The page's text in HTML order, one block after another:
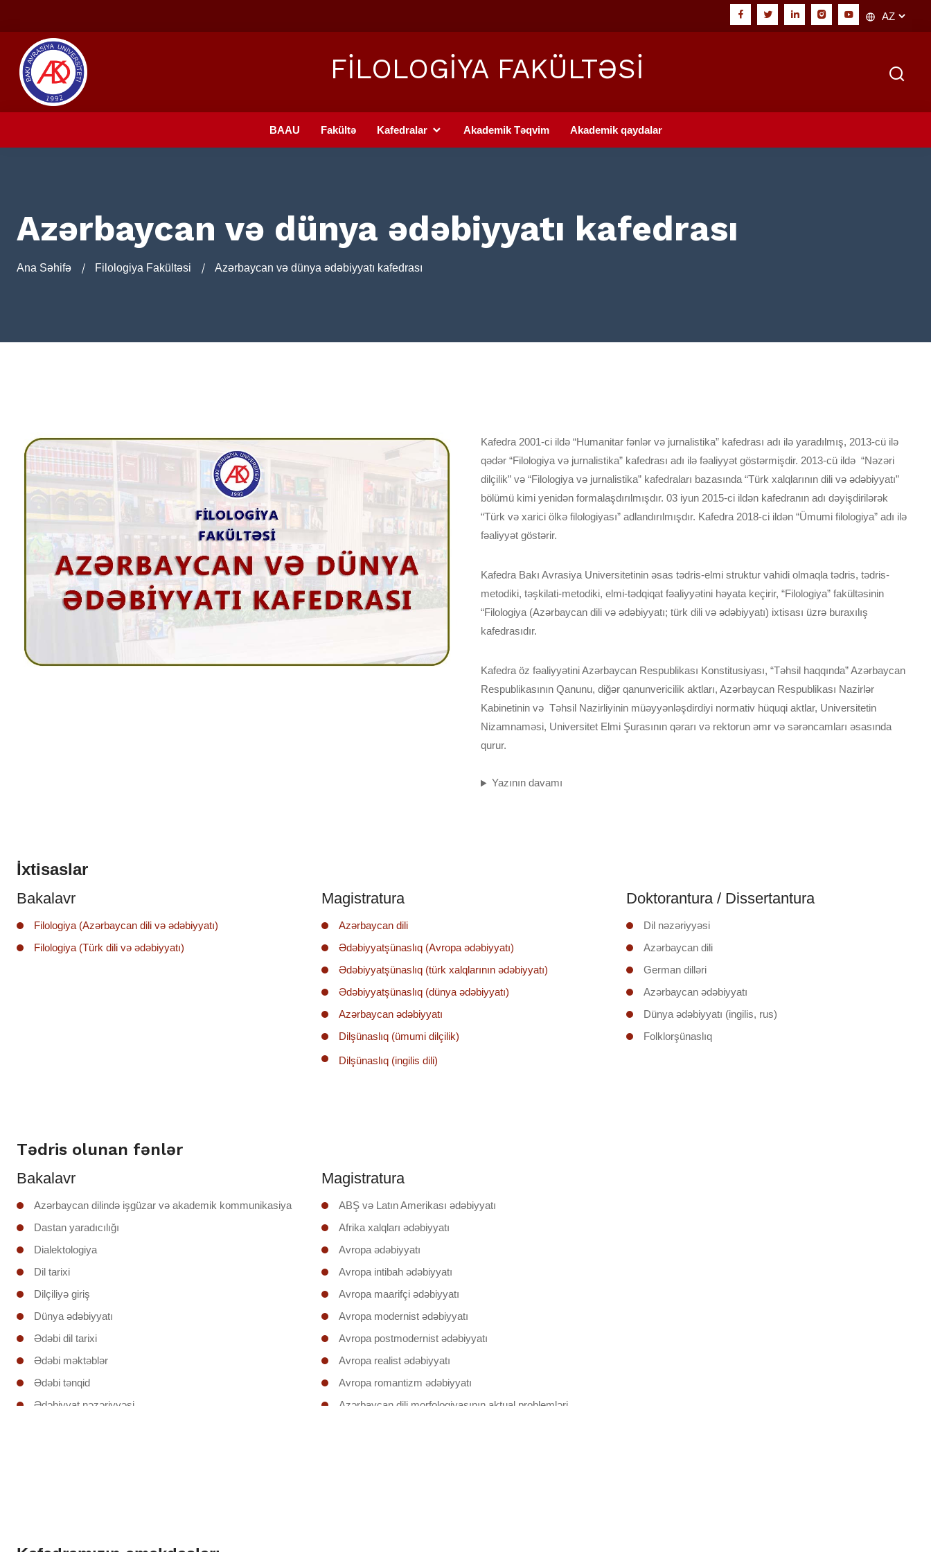
FİLOLOGİYA FAKÜLTƏSİ
BAAU Fakültə Kafedralar Akademik Təqvim Akademik qaydalar
Azərbaycan və dünya ədəbiyyatı kafedrası
Ana Səhifə Filologiya Fakültəsi Azərbaycan və dünya ədəbiyyatı kafedrası
Kafedra 2001-ci ildə “Humanitar fənlər və jurnalistika” kafedrası adı ilə yaradılmış, 2013-cü ilə
qədər “Filologiya və jurnalistika” kafedrası adı ilə fəaliyyət göstərmişdir. 2013-cü ildə “Nəzəri
dilçilik” və “Filologiya və jurnalistika” kafedraları bazasında “Türk xalqlarının dili və ədəbiyyatı”
bölümü kimi yenidən formalaşdırılmışdır. 03 iyun 2015-ci ildən kafedranın adı dəyişdirilərək
“Türk və xarici ölkə filologiyası” adlandırılmışdır. Kafedra 2018-ci ildən “Ümumi filologiya” adı ilə
fəaliyyət göstərir.
Kafedra Bakı Avrasiya Universitetinin əsas tədris-elmi struktur vahidi olmaqla tədris, tədris-
metodiki, təşkilati-metodiki, elmi-tədqiqat fəaliyyətini həyata keçirir, “Filologiya” fakültəsinin
“Filologiya (Azərbaycan dili və ədəbiyyatı; türk dili və ədəbiyyatı) ixtisası üzrə buraxılış
kafedrasıdır.
Kafedra öz fəaliyyətini Azərbaycan Respublikası Konstitusiyası, “Təhsil haqqında” Azərbaycan
Respublikasının Qanunu, diğər qanunvericilik aktları, Azərbaycan Respublikası Nazirlər
Kabinetinin və Təhsil Nazirliyinin müəyyənləşdirdiyi normativ hüquqi aktlar, Universitetin
Nizamnaməsi, Universitet Elmi Şurasının qərarı və rektorun əmr və sərəncamları əsasında
qurur.
Yazının davamı
İxtisaslar
Bakalavr
Filologiya (Azərbaycan dili və ədəbiyyatı)
Filologiya (Türk dili və ədəbiyyatı)
Magistratura
Azərbaycan dili
Ədəbiyyatşünaslıq (Avropa ədəbiyyatı)
Ədəbiyyatşünaslıq (türk xalqlarının ədəbiyyatı)
Ədəbiyyatşünaslıq (dünya ədəbiyyatı)
Azərbaycan ədəbiyyatı
Dilşünaslıq (ümumi dilçilik)
Dilşünaslıq (ingilis dili)
Doktorantura / Dissertantura
Dil nəzəriyyəsi
Azərbaycan dili
German dilləri
Azərbaycan ədəbiyyatı
Dünya ədəbiyyatı (ingilis, rus)
Folklorşünaslıq
Tədris olunan fənlər
Bakalavr
Azərbaycan dilində işgüzar və akademik kommunikasiya
Dastan yaradıcılığı
Dialektologiya
Dil tarixi
Dilçiliyə giriş
Dünya ədəbiyyatı
Ədəbi dil tarixi
Ədəbi məktəblər
Ədəbi tənqid
Ədəbiyyat nəzəriyyəsi
Magistratura
ABŞ və Latın Amerikası ədəbiyyatı
Afrika xalqları ədəbiyyatı
Avropa ədəbiyyatı
Avropa intibah ədəbiyyatı
Avropa maarifçi ədəbiyyatı
Avropa modernist ədəbiyyatı
Avropa postmodernist ədəbiyyatı
Avropa realist ədəbiyyatı
Avropa romantizm ədəbiyyatı
Azərbaycan dili morfologiyasının aktual problemləri